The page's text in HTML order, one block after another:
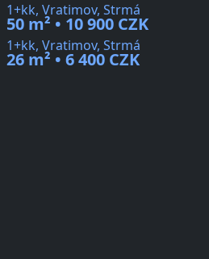
1+kk, Vratimov, Strmá
50 m² • 10 900 CZK
1+kk, Vratimov, Strmá
26 m² • 6 400 CZK